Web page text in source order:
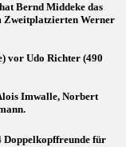
Bernd Middeke das
Zweitplatzierten Werner
vor Udo Richter (490
Imwalle, Norbert
Doppelkopffreunde für